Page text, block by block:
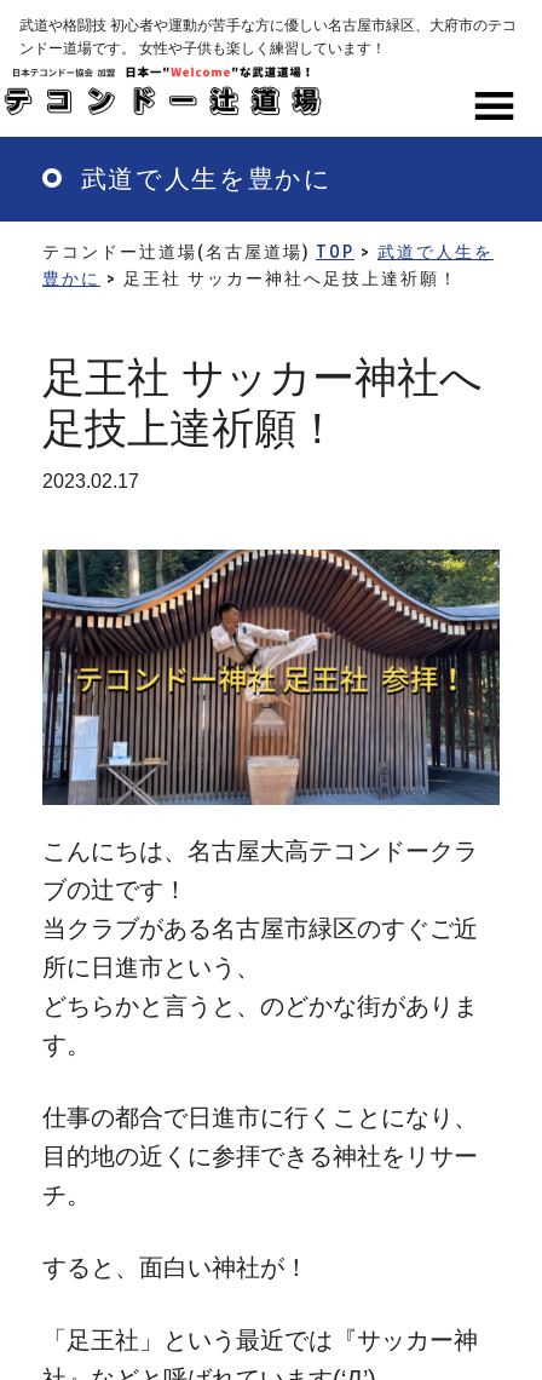
Skip
main
content
武道や格闘技 初心者や運動が苦手な方に優しい名古屋市緑区、大府市のテコ
ンドー道場です。 女性や子供も楽しく練習しています！
武道で人生を豊かに
テコンドー辻道場(名古屋道場) TOP > 武道で人生を
豊かに
> 足王社 サッカー神社へ足技上達祈願！
足王社 サッカー神社へ
足技上達祈願！
2023.02.17
こんにちは、名古屋大高テコンドークラ
ブの辻です！
当クラブがある名古屋市緑区のすぐご近
所に日進市という、
どちらかと言うと、のどかな街がありま
す。
仕事の都合で日進市に行くことになり、
目的地の近くに参拝できる神社をリサー
チ。
すると、面白い神社が！
「足王社」という最近では『サッカー神